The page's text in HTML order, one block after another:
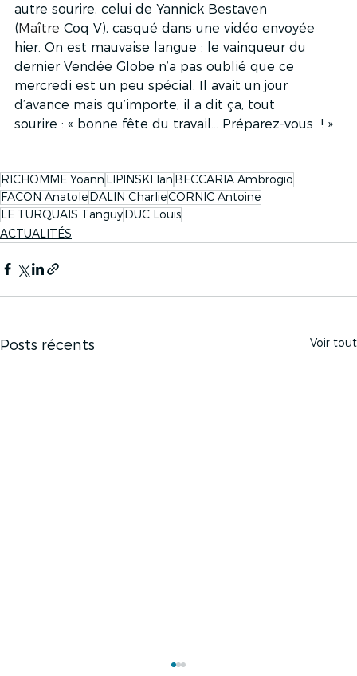
autre sourire, celui de Yannick Bestaven
(Maître Coq V), casqué dans une vidéo envoyée
hier. On est mauvaise langue : le vainqueur du
dernier Vendée Globe n’a pas oublié que ce
mercredi est un peu spécial. Il avait un jour
d’avance mais qu’importe, il a dit ça, tout
sourire : « bonne fête du travail… Préparez-vous  ! »
RICHOMME Yoann LIPINSKI Ian BECCARIA Ambrogio
FACON AnatoleDALIN CharlieCORNIC Antoine
LE TURQUAIS TanguyDUC Louis
ACTUALITÉS
Posts récents Voir tout